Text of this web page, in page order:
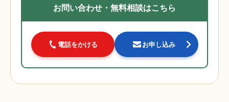
お問い合わせ・無料相談はこちら
電話をかける お申し込み